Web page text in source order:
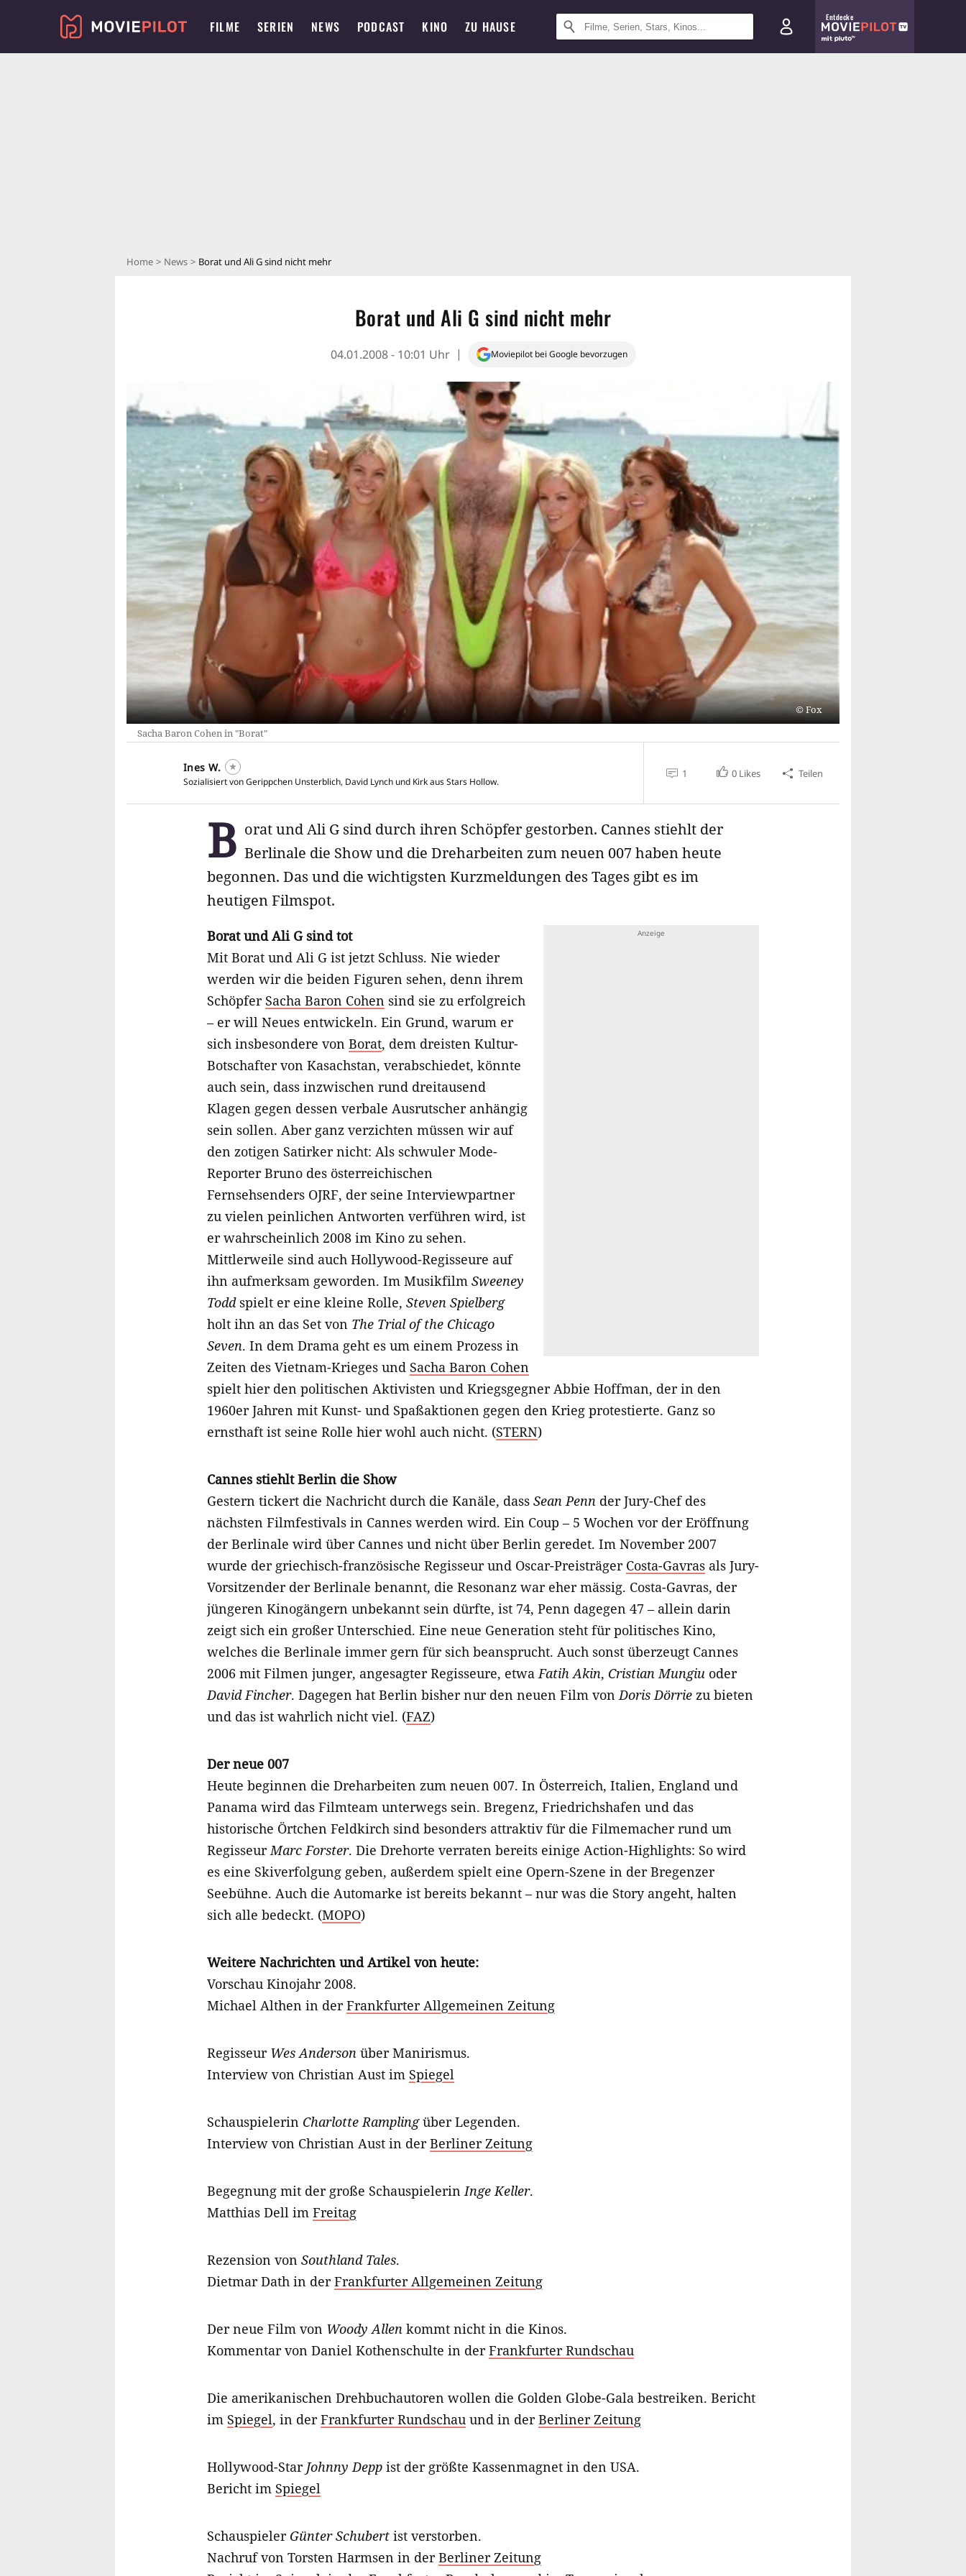
FILME SERIEN NEWS PODCAST KINO ZU HAUSE
Entdecke
Home News Borat und Ali G sind nicht mehr
Borat und Ali G sind nicht mehr
04.01.2008 - 10:01 Uhr Moviepilot bei Google bevorzugen
Fox
Sacha Baron Cohen in "Borat"
Ines W.
Sozialisiert von Gerippchen Unsterblich, David Lynch und Kirk aus Stars Hollow.
1 0 Likes Teilen
B orat und Ali G sind durch ihren Schöpfer gestorben. Cannes stiehlt der
Berlinale die Show und die Dreharbeiten zum neuen 007 haben heute
begonnen. Das und die wichtigsten Kurzmeldungen des Tages gibt es im
heutigen Filmspot.
Borat und Ali G sind tot
Mit Borat und Ali G ist jetzt Schluss. Nie wieder
werden wir die beiden Figuren sehen, denn ihrem
Schöpfer Sacha Baron Cohen sind sie zu erfolgreich
– er will Neues entwickeln. Ein Grund, warum er
sich insbesondere von Borat, dem dreisten Kultur-
Botschafter von Kasachstan, verabschiedet, könnte
auch sein, dass inzwischen rund dreitausend
Klagen gegen dessen verbale Ausrutscher anhängig
sein sollen. Aber ganz verzichten müssen wir auf
den zotigen Satirker nicht: Als schwuler Mode-
Reporter Bruno des österreichischen
Fernsehsenders OJRF, der seine Interviewpartner
zu vielen peinlichen Antworten verführen wird, ist
er wahrscheinlich 2008 im Kino zu sehen.
Mittlerweile sind auch Hollywood-Regisseure auf
ihn aufmerksam geworden. Im Musikfilm Sweeney
Toddspielt er eine kleine Rolle, Steven Spielberg
holt ihn an das Set von The Trial of the Chicago
Seven. In dem Drama geht es um einem Prozess in
Zeiten des Vietnam-Krieges und Sacha Baron Cohen
spielt hier den politischen Aktivisten und Kriegsgegner Abbie Hoffman, der in den
1960er Jahren mit Kunst- und Spaßaktionen gegen den Krieg protestierte. Ganz so
ernsthaft ist seine Rolle hier wohl auch nicht. (STERN)
Cannes stiehlt Berlin die Show
Gestern tickert die Nachricht durch die Kanäle, dass Sean Penn der Jury-Chef des
nächsten Filmfestivals in Cannes werden wird. Ein Coup – 5 Wochen vor der Eröffnung
der Berlinale wird über Cannes und nicht über Berlin geredet. Im November 2007
wurde der griechisch-französische Regisseur und Oscar-Preisträger Costa-Gavras als Jury-
Vorsitzender der Berlinale benannt, die Resonanz war eher mässig. Costa-Gavras, der
jüngeren Kinogängern unbekannt sein dürfte, ist 74, Penn dagegen 47 – allein darin
zeigt sich ein großer Unterschied. Eine neue Generation steht für politisches Kino,
welches die Berlinale immer gern für sich beansprucht. Auch sonst überzeugt Cannes
2006 mit Filmen junger, angesagter Regisseure, etwaFatih Akin, Cristian Mungiu oder
David Fincher. Dagegen hat Berlin bisher nur den neuen Film vonDoris Dörrie zu bieten
und das ist wahrlich nicht viel. (FAZ)
Der neue 007
Heute beginnen die Dreharbeiten zum neuen 007. In Österreich, Italien, England und
Panama wird das Filmteam unterwegs sein. Bregenz, Friedrichshafen und das
historische Örtchen Feldkirch sind besonders attraktiv für die Filmemacher rund um
RegisseurMarc Forster. Die Drehorte verraten bereits einige Action-Highlights: So wird
es eine Skiverfolgung geben, außerdem spielt eine Opern-Szene in der Bregenzer
Seebühne. Auch die Automarke ist bereits bekannt – nur was die Story angeht, halten
sich alle bedeckt. (MOPO)
Weitere Nachrichten und Artikel von heute:
Vorschau Kinojahr 2008.
Michael Althen in derFrankfurter Allgemeinen Zeitung
Regisseur Wes Anderson über Manirismus.
Interview von Christian Aust im Spiegel
Schauspielerin Charlotte Ramplingüber Legenden.
Interview von Christian Aust in derBerliner Zeitung
Begegnung mit der große SchauspielerinInge Keller.
Matthias Dell im Freitag
Rezension von Southland Tales.
Dietmar Dath in derFrankfurter Allgemeinen Zeitung
Der neue Film von Woody Allen kommt nicht in die Kinos.
Kommentar von Daniel Kothenschulte in derFrankfurter Rundschau
Die amerikanischen Drehbuchautoren wollen die Golden Globe-Gala bestreiken. Bericht
im Spiegel, in derFrankfurter Rundschau und in derBerliner Zeitung
Hollywood-Star Johnny Depp ist der größte Kassenmagnet in den USA.
Bericht im Spiegel
Schauspieler Günter Schubert ist verstorben.
Nachruf von Torsten Harmsen in derBerliner Zeitung